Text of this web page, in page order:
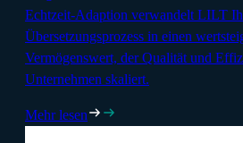
Echtzeit-Adaption verwandelt LILT
Übersetzungsprozess in einen
Vermögenswert, der Qualität und
Unternehmen skaliert.
Mehr lesen